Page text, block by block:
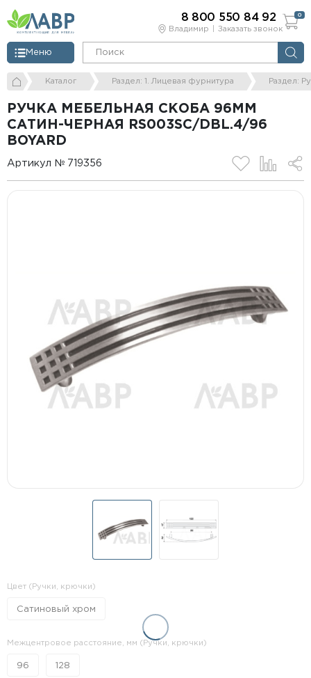
Владимир Заказать звонок
Меню
8 800 550 84 92 0
Каталог Раздел: 1. Лицевая фурнитура Раздел:
РУЧКА МЕБЕЛЬНАЯ СКОБА 96ММ
САТИН-ЧЕРНАЯ RS003SC/DBL.4/96
BOYARD
Артикул № 719356
Цвет (Ручки, крючки)
Сатиновый хром
Межцентровое расстояние, мм (Ручки, крючки)
96 128